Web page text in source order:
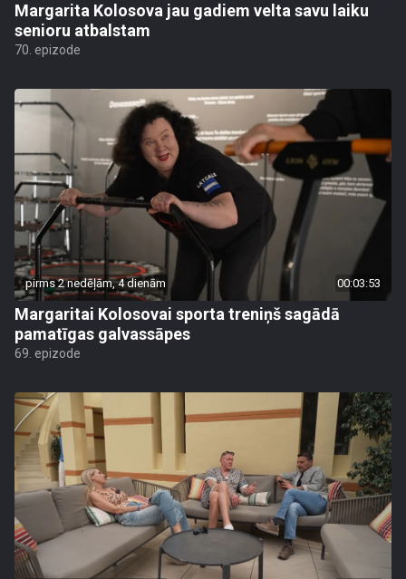
Margarita Kolosova jau gadiem velta savu laiku
senioru atbalstam
70. epizode
pirms 2 nedēļām, 4 dienām 00:03:53
Margaritai Kolosovai sporta treniņš sagādā
pamatīgas galvassāpes
69. epizode